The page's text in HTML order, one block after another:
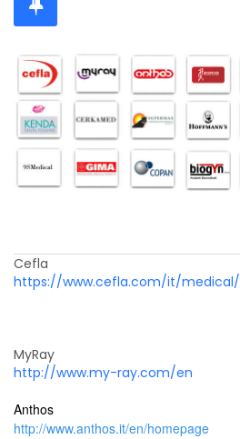
Cefla
https://www.cefla.com/it/medical/
MyRay
http://www.my-ray.com/en
Anthos
http://www.anthos.it/en/homepage